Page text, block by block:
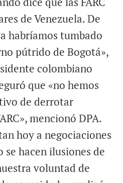
de Venezuela. De
habríamos tumbado
pútrido de Bogotá»,
colombiano
que «no hemos
de derrotar
mencionó DPA.
hoy a negociaciones
se hacen ilusiones de
voluntad de